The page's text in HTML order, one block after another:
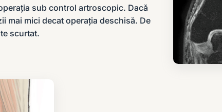
sub control artroscopic. Dacă
mai mici decat operația deschisă. De
scurtat.